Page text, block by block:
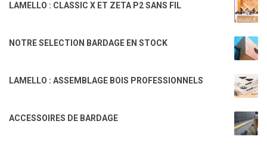
LAMELLO : CLASSIC X ET ZETA P2 SANS FIL
NOTRE SELECTION BARDAGE EN STOCK
LAMELLO : ASSEMBLAGE BOIS PROFESSIONNELS
ACCESSOIRES DE BARDAGE